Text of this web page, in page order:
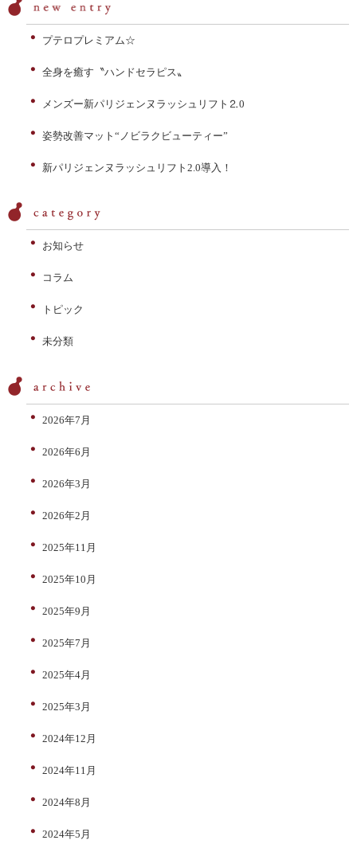
ー
ョ
ン
プテロプレミアム☆
全身を癒す〝ハンドセラピス〟
メンズー新パリジェンヌラッシュリフト⒉0
姿勢改善マット“ノビラクビューティー”
新パリジェンヌラッシュリフト2.0導入！
お知らせ
コラム
トピック
未分類
2026年7月
2026年6月
2026年3月
2026年2月
2025年11月
2025年10月
2025年9月
2025年7月
2025年4月
2025年3月
2024年12月
2024年11月
2024年8月
2024年5月